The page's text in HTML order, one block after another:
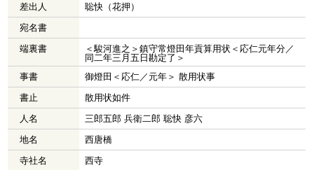
差出人
聡快（花押）
宛名書
端裏書
＜駿河進之＞鎮守常燈田年貢算用状＜応仁元年分／
同二年三月五日勘定了＞
事書
御燈田＜応仁／元年＞ 散用状事
書止
散用状如件
人名
三郎五郎 兵衛二郎 聡快 彦六
地名
西唐橋
寺社名
西寺